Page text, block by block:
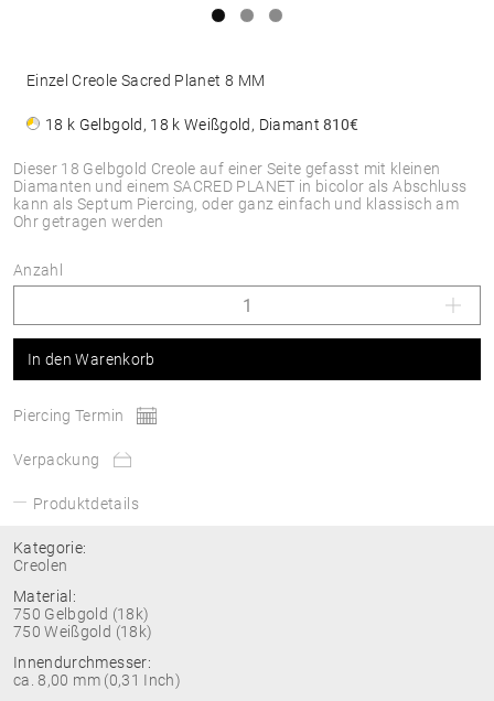
Dieser 18 Gelbgold Creole auf einer Seite gefasst mit kleinen
Diamanten und einem SACRED PLANET in bicolor als Abschluss
kann als Septum Piercing, oder ganz einfach und klassisch am
Ohr getragen werden
Einzel Creole Sacred Planet 8 MM
18 k Gelbgold, 18 k Weißgold, Diamant810€
Anzahl
In den Warenkorb
Piercing Termin
Verpackung
Produktdetails
Kategorie:
Creolen
Material:
750 Gelbgold (18k)
750 Weißgold (18k)
Innendurchmesser:
ca. 8,00 mm (0,31 Inch)